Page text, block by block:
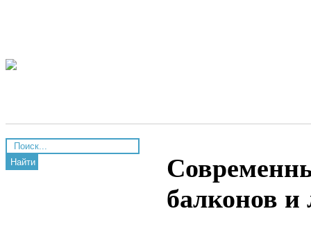
Найти
балконов и